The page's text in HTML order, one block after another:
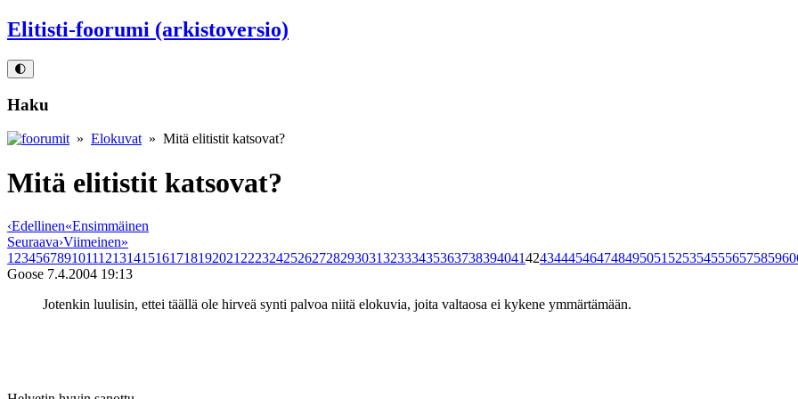
Elitisti-foorumi (arkistoversio)
🌓
Haku
» Elokuvat » Mitä elitistit katsovat?
Mitä elitistit katsovat?
‹Edellinen«Ensimmäinen
Seuraava›Viimeinen»
1 23456789101112131415161718192021 222324252627282930313233343536373839404142434445464748495051 525354555657585960
Goose 7.4.2004 19:13
Jotenkin luulisin, ettei täällä ole hirveä synti palvoa niitä elokuvia, joita valtaosa ei kykene ymmärtämään.